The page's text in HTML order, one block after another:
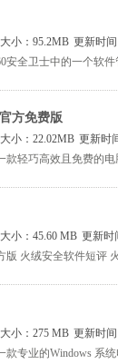
大小：95.2MB 更新时间
方免费版
大小：22.02MB 更新时
大小：45.60 MB 更新时
大小：275 MB 更新时间